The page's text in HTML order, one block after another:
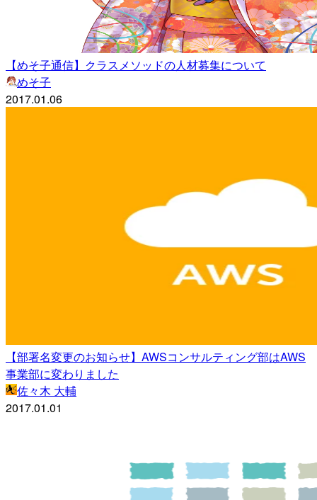
【めそ子通信】クラスメソッドの人材募集について
めそ子
2017.01.06
【部署名変更のお知らせ】AWSコンサルティング部はAWS
事業部に変わりました
佐々木 大輔
2017.01.01